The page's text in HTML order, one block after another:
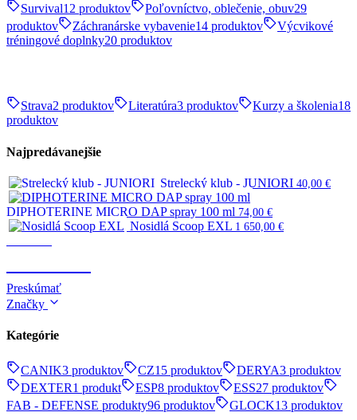
Survival12 produktov Poľovníctvo, oblečenie, obuv29
produktov
Záchranárske vybavenie14 produktov
Výcvikové
tréningové doplnky20 produktov
Strava2 produktov Literatúra3 produktov Kurzy a školenia18
produktov
Najpredávanejšie
Strelecký klub - JUNIORI 40,00 €
DIPHOTERINE MICRO DAP spray 100 ml 74,00 €
Nosidlá Scoop EXL 1 650,00 €
Preskúmať
Značky
Kategórie
CANIK3 produktov CZ15 produktov DERYA3 produktov
DEXTER1 produkt ESP8 produktov ESS27 produktov
FAB - DEFENSE produkty96 produktov GLOCK13 produktov